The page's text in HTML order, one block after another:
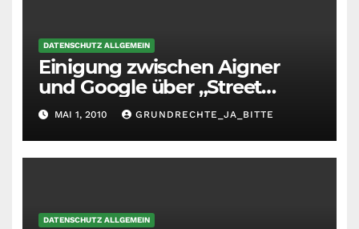
DATENSCHUTZ ALLGEMEIN
Einigung zwischen Aigner
und Google über „Street
View“
MAI 1, 2010 GRUNDRECHTE_JA_BITTE
DATENSCHUTZ ALLGEMEIN